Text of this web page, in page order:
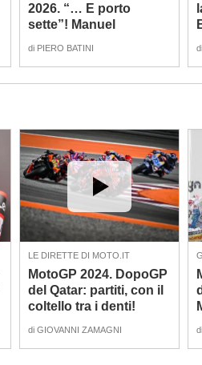
2026. “… E porto
sette”! Manuel
di PIERO BATINI
LE DIRETTE DI MOTO.IT
MotoGP 2024. DopoGP
del Qatar: partiti, con il
coltello tra i denti!
di GIOVANNI ZAMAGNI